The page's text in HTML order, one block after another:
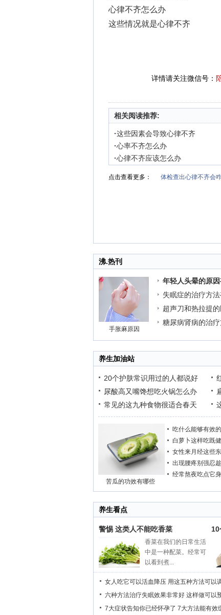
心律不齐怎么办
这些情况就是心律不齐
详情请关注微信号：
相关阅读推荐:
·这些因素会导致心律不齐
·心率不齐怎么办
·心律不齐应该怎么办
点击查看更多： 体检查出心律不齐会
沸.热刊
手胀麻原因
年轻人头晕的原
失眠症的治疗方
超声刀和热拉提
糖尿病肾病的治
养生加油站
20个护肤常识用过的人都说好
尿酸高又嘴馋想吃火锅怎么办
常见的这九种食物很适合春天
苦瓜的功效有哪些
吃什么能够有效
白萝卜这样吃既
女性来月经这些
出现腰疼别强忍
经常熬夜吃点它
养生看点
警惕 这类人不能吃香菜
香菜在我们的日常生活
中是一种配菜。经常可
以看到煮...
10
女人吃它可以活血降压 用这五种方法可以
六种方法治疗失眠效果非常好 这样做可以
7大症状告知你已经怀孕了 7大方法能有效